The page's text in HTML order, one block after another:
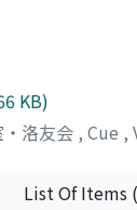
KB)
洛友会 , Cue ,
List Of Items